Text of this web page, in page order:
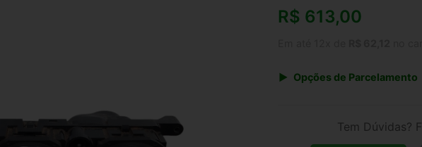
R$ 613,00
Opções de Parcelamento
Tem Dúvidas?